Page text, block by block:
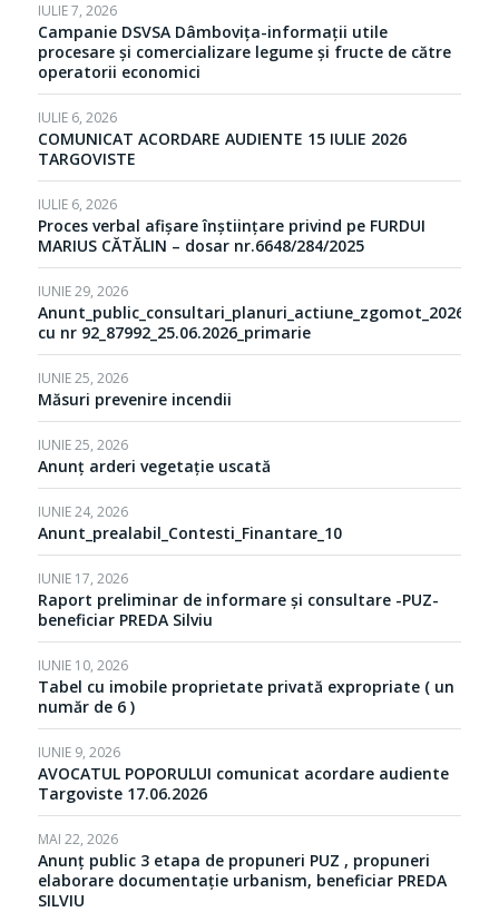
IULIE 7, 2026
Campanie DSVSA Dâmbovița-informații utile
procesare și comercializare legume și fructe de către
operatorii economici
IULIE 6, 2026
COMUNICAT ACORDARE AUDIENTE 15 IULIE 2026
TARGOVISTE
IULIE 6, 2026
Proces verbal afișare înștiințare privind pe FURDUI
MARIUS CĂTĂLIN – dosar nr.6648/284/2025
IUNIE 29, 2026
Anunt_public_consultari_planuri_actiune_zgomot_2026
cu nr 92_87992_25.06.2026_primarie
IUNIE 25, 2026
Măsuri prevenire incendii
IUNIE 25, 2026
Anunț arderi vegetație uscată
IUNIE 24, 2026
Anunt_prealabil_Contesti_Finantare_10
IUNIE 17, 2026
Raport preliminar de informare și consultare -PUZ-
beneficiar PREDA Silviu
IUNIE 10, 2026
Tabel cu imobile proprietate privată expropriate ( un
număr de 6 )
IUNIE 9, 2026
AVOCATUL POPORULUI comunicat acordare audiente
Targoviste 17.06.2026
MAI 22, 2026
Anunț public 3 etapa de propuneri PUZ , propuneri
elaborare documentație urbanism, beneficiar PREDA
SILVIU